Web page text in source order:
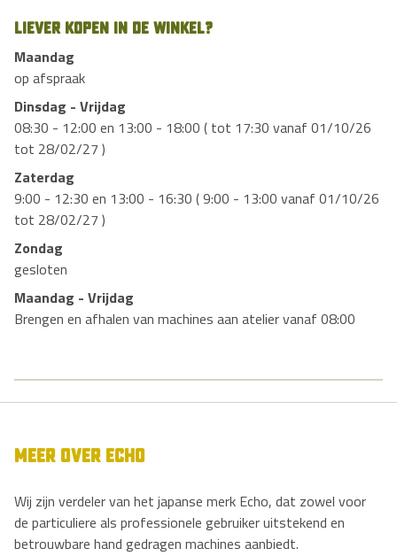
Liever kopen in de winkel?
Maandag
op afspraak
Dinsdag - Vrijdag
08:30 - 12:00 en 13:00 - 18:00 ( tot 17:30 vanaf 01/10/26
tot 28/02/27 )
Zaterdag
9:00 - 12:30 en 13:00 - 16:30 ( 9:00 - 13:00 vanaf 01/10/26
tot 28/02/27 )
Zondag
gesloten
Maandag - Vrijdag
Brengen en afhalen van machines aan atelier vanaf 08:00
MEER OVER ECHO
Wij zijn verdeler van het japanse merk Echo, dat zowel voor
de particuliere als professionele gebruiker uitstekend en
betrouwbare hand gedragen machines aanbiedt.